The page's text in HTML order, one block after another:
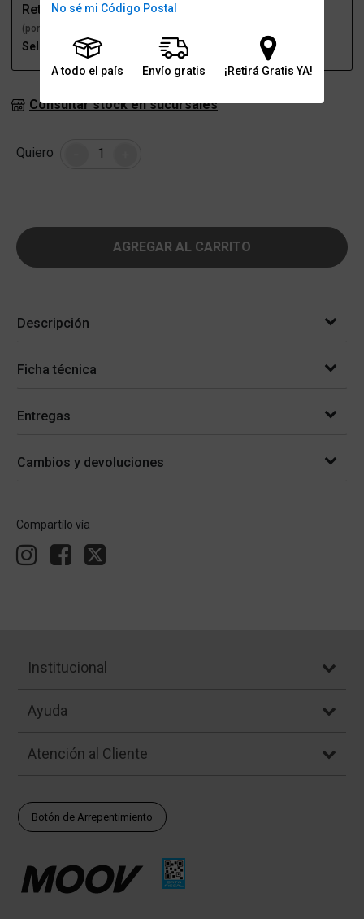
No sé mi Código Postal
A todo el país Envío gratis ¡Retirá Gratis YA!
Retiro
(por una sucursal)
Seleccioná talle Seleccioná talle
Consultar stock en sucursales
Quiero Cantidad
AGREGAR AL CARRITO
Descripción
Ficha técnica
Entregas
Cambios y devoluciones
Compartílo vía
Institucional
Ayuda
Atención al Cliente
Botón de Arrepentimiento